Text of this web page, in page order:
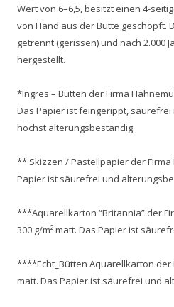
Wert von 6–6,5, besitzt einen 4-
von Hand aus der Bütte geschöpft.
getrennt (gerissen) und nach 2.000
hergestellt.
*Ingres – Bütten der Firma
Das Papier ist feingerippt,
höchst alterungsbeständig.
** Skizzen / Pastellpapier der Firma
Papier ist säurefrei und
***Aquarellkarton “Britannia” der
300 g/m² matt. Das Papier ist
****Echt_Bütten Aquarellkarton der
matt. Das Papier ist säurefrei und